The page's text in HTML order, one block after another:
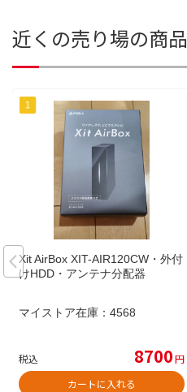
近くの売り場の商品
Xit AirBox XIT-AIR120CW・外付
けHDD・アンテナ分配器
マイストア在庫： 4568
税込 8700円
カートに入れる